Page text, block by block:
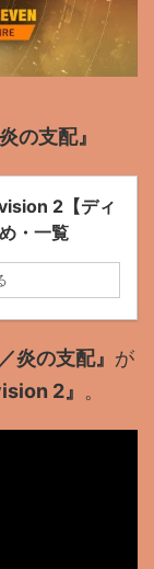
の支配』
2【ディ
・一覧
炎の支配』 が
2』 。